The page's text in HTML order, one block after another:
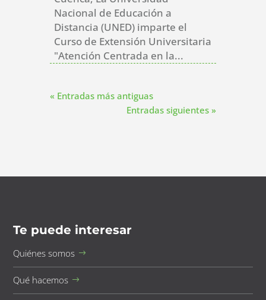
Nacional de Educación a
Distancia (UNED) imparte el
Curso de Extensión Universitaria
"Atención Centrada en la...
« Entradas más antiguas
Entradas siguientes »
Te puede interesar
Quiénes somos
Qué hacemos